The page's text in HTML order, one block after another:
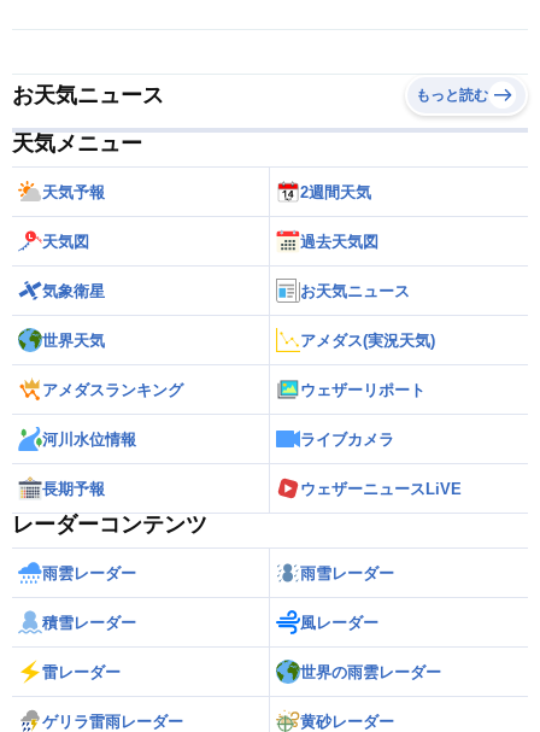
お天気ニュース もっと読む
天気メニュー
天気予報 2週間天気
天気図 過去天気図
気象衛星 お天気ニュース
世界天気 アメダス(実況天気)
アメダスランキング ウェザーリポート
河川水位情報 ライブカメラ
長期予報 ウェザーニュースLiVE
レーダーコンテンツ
雨雲レーダー 雨雪レーダー
積雪レーダー 風レーダー
雷レーダー 世界の雨雲レーダー
ゲリラ雷雨レーダー 黄砂レーダー